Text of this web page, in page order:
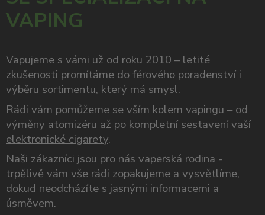
VAPING
Vapujeme s vámi už od roku 2010 – letité
zkušenosti promítáme do férového poradenství i
výběru sortimentu, který má smysl.
Rádi vám pomůžeme se vším kolem vapingu – od
výměny atomizéru až po kompletní sestavení vaší
elektronické cigarety.
Naši zákazníci jsou pro nás vaperská rodina -
trpělivě vám vše rádi zopakujeme a vysvětlíme,
dokud neodcházíte s jasnými informacemi a
úsměvem.